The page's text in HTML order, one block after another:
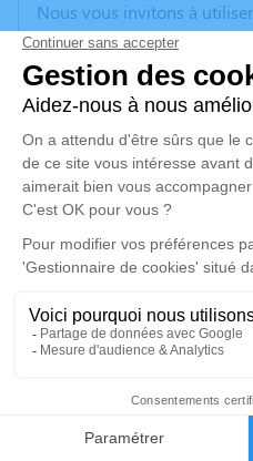
Faire-part
Nous vous invitons à
vos condoléances,
anecdote ou exprimer vos
poèmes ou des textes. Cet
d'expression dédié à
CHOTEAU.
Un service de plantation
disponible ici.
Cérémonie religieuse
Eglise Notre-Dame de
2, Rue du Val